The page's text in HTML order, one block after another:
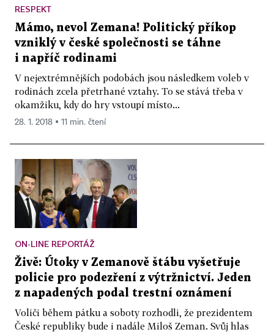
RESPEKT
Mámo, nevol Zemana! Politický příkop
vzniklý v české společnosti se táhne
i napříč rodinami
V nejextrémnějších podobách jsou následkem voleb v
rodinách zcela přetrhané vztahy. To se stává třeba v
okamžiku, kdy do hry vstoupí místo...
28. 1. 2018 ▪ 11 min. čtení
ON-LINE REPORTÁŽ
Živě: Útoky v Zemanově štábu vyšetřuje
policie pro podezření z výtržnictví. Jeden
z napadených podal trestní oznámení
Voliči během pátku a soboty rozhodli, že prezidentem
České republiky bude i nadále Miloš Zeman. Svůj hlas